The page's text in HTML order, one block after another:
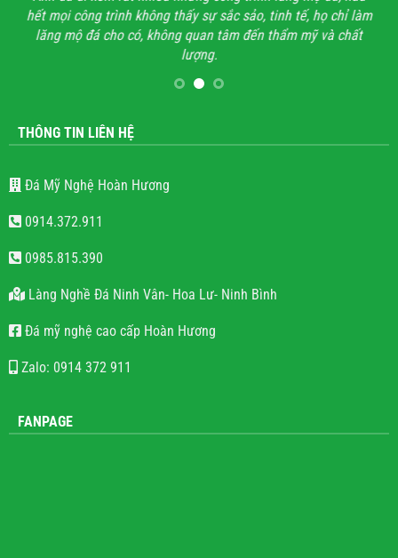
hết mọi công trình không thấy sự sắc sảo, tinh tế, họ chỉ làm
lăng mộ đá cho có, không quan tâm đến thẩm mỹ và chất
lượng.
THÔNG TIN LIÊN HỆ
Đá Mỹ Nghệ Hoàn Hương
0914.372.911
0985.815.390
Làng Nghề Đá Ninh Vân- Hoa Lư- Ninh Bình
Đá mỹ nghệ cao cấp Hoàn Hương
Zalo: 0914 372 911
FANPAGE